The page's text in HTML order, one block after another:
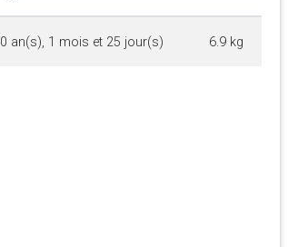
0 an(s), 1 mois et 25 jour(s) 6.9 kg